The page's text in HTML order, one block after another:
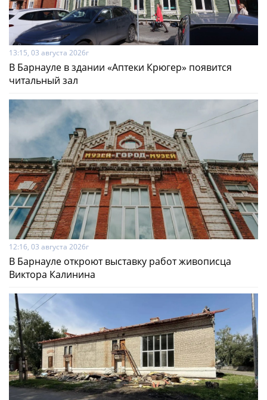
13:15, 03 августа 2026г
В Барнауле в здании «Аптеки Крюгер» появится
читальный зал
12:16, 03 августа 2026г
В Барнауле откроют выставку работ живописца
Виктора Калинина